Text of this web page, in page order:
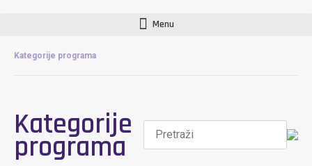
Menu
Kategorije programa
Kategorije
programa